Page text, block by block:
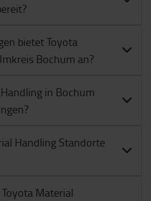
bietet Toyota
Bochum an?
in Bochum
Handling Standorte
Material